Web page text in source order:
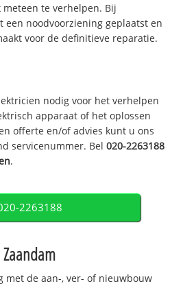
te verhelpen. Bij
noodvoorziening geplaatst en
voor de definitieve reparatie.
nodig voor het verhelpen
apparaat of het oplossen
offerte en/of advies kunt u ons
servicenummer. Bel020-2263188
.
2263188
Zaandam
met de aan-, ver- of nieuwbouw